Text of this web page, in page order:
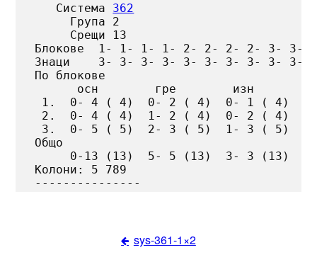
   Система
362
     Група 2
     Срещи 13
Блокове  1- 1- 1- 1- 2- 2- 2- 2- 3- 3-
Знаци    3- 3- 3- 3- 3- 3- 3- 3- 3- 3-
По блокове
      осн        гре        изн
1.  0- 4 ( 4)  0- 2 ( 4)  0- 1 ( 4)
2.  0- 4 ( 4)  1- 2 ( 4)  0- 2 ( 4)
3.  0- 5 ( 5)  2- 3 ( 5)  1- 3 ( 5)
Общо
     0-13 (13)  5- 5 (13)  3- 3 (13)
Колони: 5 789
sys-361-1×2